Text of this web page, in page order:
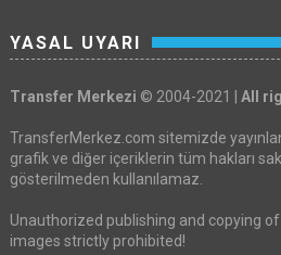
YASAL UYARI
Transfer Merkezi © 2004-2021 | All
TransferMerkez.com sitemizde
grafik ve diğer içeriklerin tüm hakları
gösterilmeden kullanılamaz.
Unauthorized publishing and copying
images strictly prohibited!